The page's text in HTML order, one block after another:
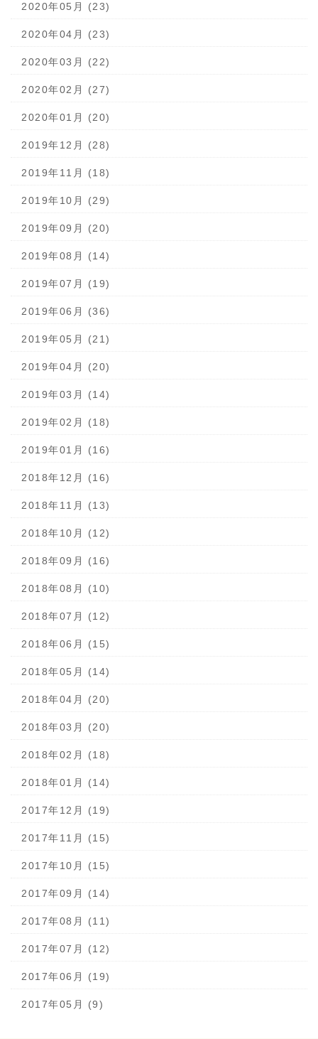
2020年05月 (23)
2020年04月 (23)
2020年03月 (22)
2020年02月 (27)
2020年01月 (20)
2019年12月 (28)
2019年11月 (18)
2019年10月 (29)
2019年09月 (20)
2019年08月 (14)
2019年07月 (19)
2019年06月 (36)
2019年05月 (21)
2019年04月 (20)
2019年03月 (14)
2019年02月 (18)
2019年01月 (16)
2018年12月 (16)
2018年11月 (13)
2018年10月 (12)
2018年09月 (16)
2018年08月 (10)
2018年07月 (12)
2018年06月 (15)
2018年05月 (14)
2018年04月 (20)
2018年03月 (20)
2018年02月 (18)
2018年01月 (14)
2017年12月 (19)
2017年11月 (15)
2017年10月 (15)
2017年09月 (14)
2017年08月 (11)
2017年07月 (12)
2017年06月 (19)
2017年05月 (9)